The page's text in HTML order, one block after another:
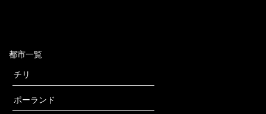
都市一覧
チリ
ポーランド